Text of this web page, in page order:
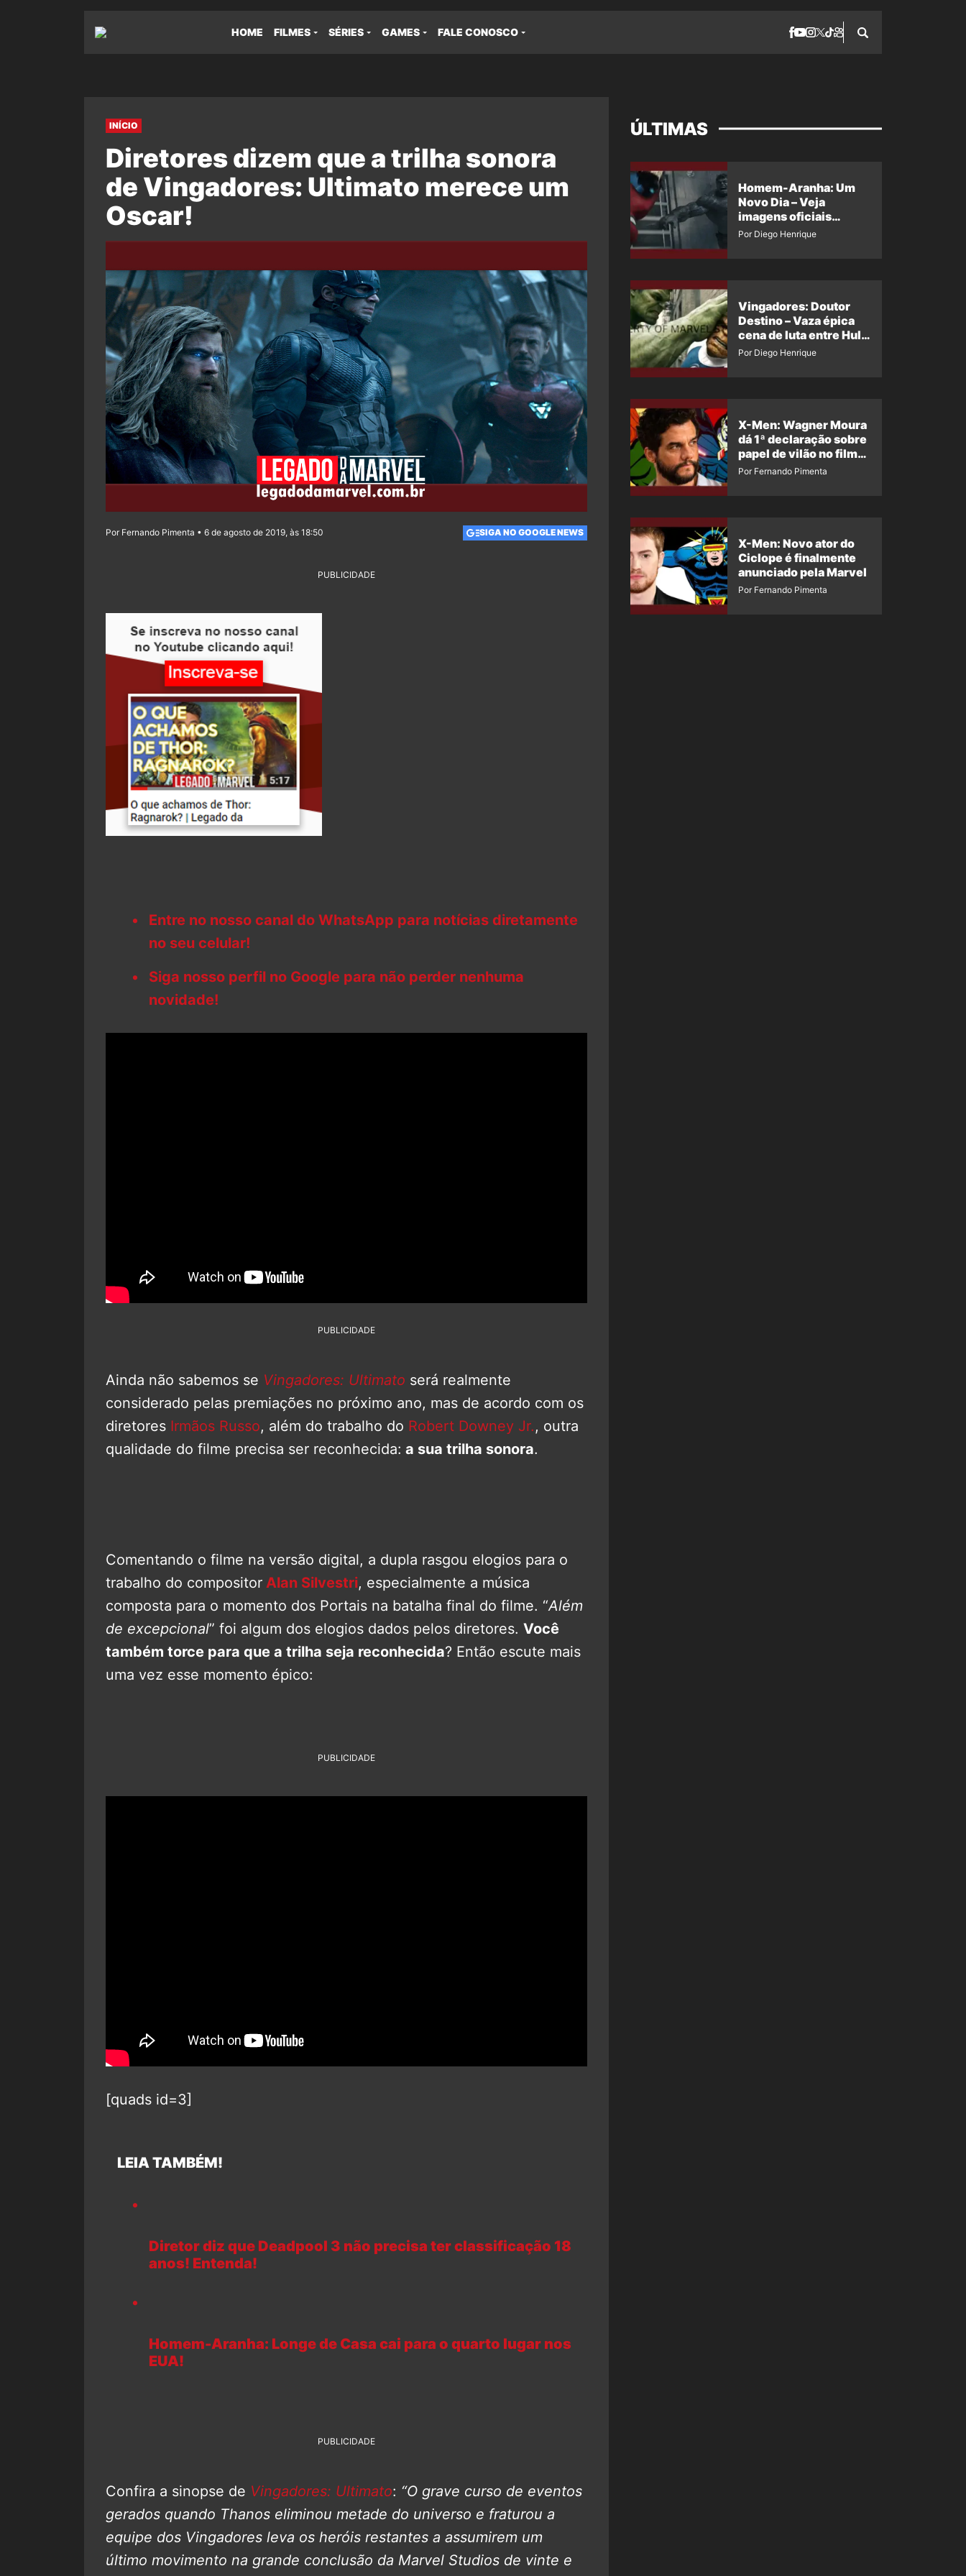
HOME FILMES SÉRIES GAMES FALE CONOSCO
INÍCIO
Diretores dizem que a trilha sonora
de Vingadores: Ultimato merece um
Oscar!
Por Fernando Pimenta • 6 de agosto de 2019, às 18:50 SIGA NO GOOGLE NEWS
PUBLICIDADE
Entre no nosso canal do WhatsApp para notícias diretamente
no seu celular!
Siga nosso perfil no Google para não perder nenhuma
novidade!
PUBLICIDADE
Ainda não sabemos se Vingadores: Ultimato será realmente
considerado pelas premiações no próximo ano, mas de acordo com os
diretores Irmãos Russo, além do trabalho do Robert Downey Jr., outra
qualidade do filme precisa ser reconhecida: a sua trilha sonora.
Comentando o filme na versão digital, a dupla rasgou elogios para o
trabalho do compositor Alan Silvestri, especialmente a música
composta para o momento dos Portais na batalha final do filme. “Além
de excepcional” foi algum dos elogios dados pelos diretores. Você
também torce para que a trilha seja reconhecida? Então escute mais
uma vez esse momento épico:
PUBLICIDADE
[quads id=3]
LEIA TAMBÉM!
Diretor diz que Deadpool 3 não precisa ter classificação 18
anos! Entenda!
Homem-Aranha: Longe de Casa cai para o quarto lugar nos
EUA!
PUBLICIDADE
Confira a sinopse de Vingadores: Ultimato: “O grave curso de eventos
gerados quando Thanos eliminou metade do universo e fraturou a
equipe dos Vingadores leva os heróis restantes a assumirem um
último movimento na grande conclusão da Marvel Studios de vinte e
ÚLTIMAS
Homem-Aranha: Um
Novo Dia – Veja
imagens oficiais
descartadas do Hulk
Por Diego Henrique
Vingadores: Doutor
Destino – Vaza épica
cena de luta entre Hulk
e o Coisa
Por Diego Henrique
X-Men: Wagner Moura
dá 1ª declaração sobre
papel de vilão no filme
da Marvel
Por Fernando Pimenta
X-Men: Novo ator do
Ciclope é finalmente
anunciado pela Marvel
Por Fernando Pimenta